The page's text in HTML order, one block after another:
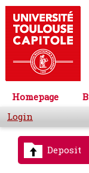
Homepage
Login
Deposit